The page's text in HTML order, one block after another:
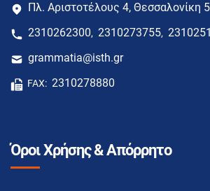
Πλ. Αριστοτέλους 4, Θεσσαλονίκη
2310262300, 2310273755,
grammatia@isth.gr
FAX: 2310278880
Όροι Χρήσης & Απόρρητο